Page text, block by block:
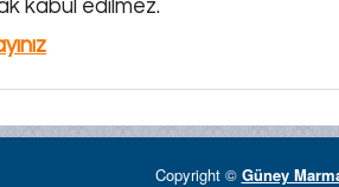
kabul edilmez.
Copyright © Güney